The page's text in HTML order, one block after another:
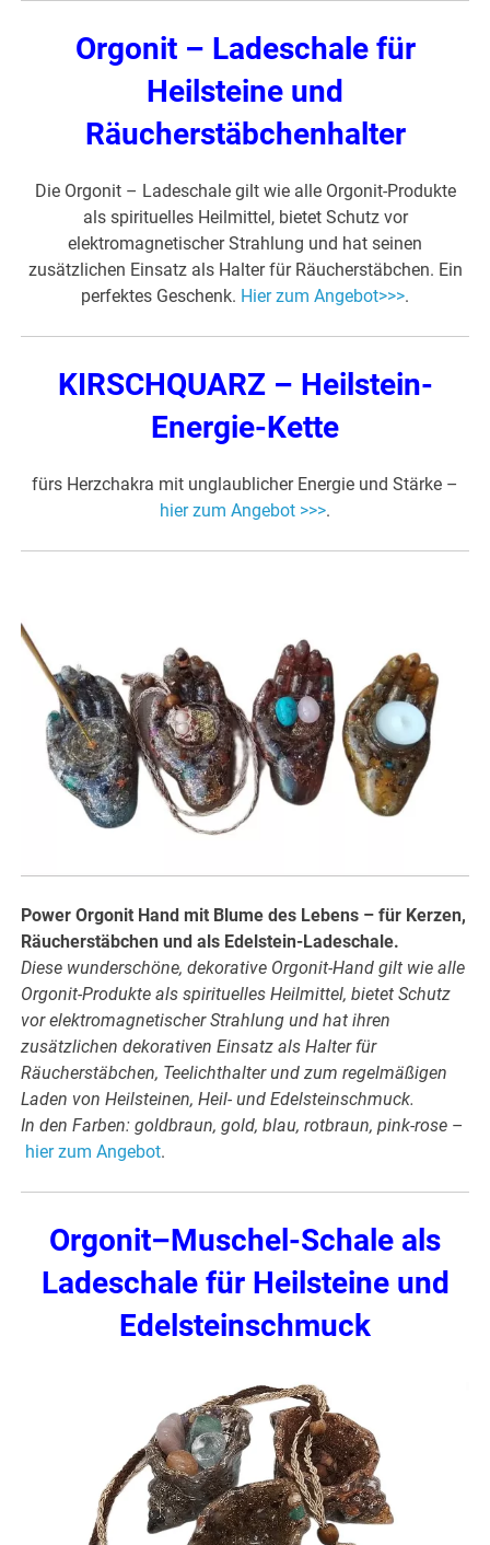
Orgonit – Ladeschale für
Heilsteine und
Räucherstäbchenhalter
Die Orgonit – Ladeschale gilt wie alle Orgonit-Produkte
als spirituelles Heilmittel, bietet Schutz vor
elektromagnetischer Strahlung und hat seinen
zusätzlichen Einsatz als Halter für Räucherstäbchen. Ein
perfektes Geschenk. Hier zum Angebot>>>.
KIRSCHQUARZ – Heilstein-
Energie-Kette
fürs Herzchakra mit unglaublicher Energie und Stärke –
hier zum Angebot >>>.
Power Orgonit Hand mit Blume des Lebens – für Kerzen,
Räucherstäbchen und als Edelstein-Ladeschale.
Diese wunderschöne, dekorative Orgonit-Hand gilt wie alle
Orgonit-Produkte als spirituelles Heilmittel, bietet Schutz
vor elektromagnetischer Strahlung und hat ihren
zusätzlichen dekorativen Einsatz als Halter für
Räucherstäbchen, Teelichthalter und zum regelmäßigen
Laden von Heilsteinen, Heil- und Edelsteinschmuck.
In den Farben: goldbraun, gold, blau, rotbraun, pink-rose –
hier zum Angebot.
Orgonit–Muschel-Schale als
Ladeschale für Heilsteine und
Edelsteinschmuck